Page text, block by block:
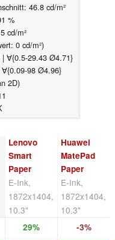
46.8 cd/m²
%
cd/m²
0 cd/m²)
| ∀{0.5-29.43 Ø4.71}
98 Ø4.96}
2D)
Lenovo
Smart
Paper
E-Ink,
1872x1404,
10.3"
Huawei
MatePad
Paper
E-Ink,
1872x1404,
10.3"
29% -3%